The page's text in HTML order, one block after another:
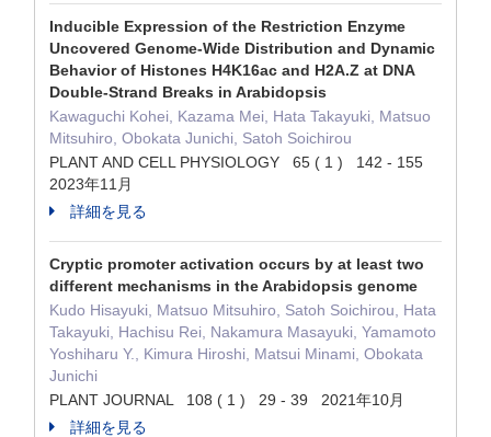
Inducible Expression of the Restriction Enzyme
Uncovered Genome-Wide Distribution and Dynamic
Behavior of Histones H4K16ac and H2A.Z at DNA
Double-Strand Breaks in Arabidopsis
Kawaguchi Kohei, Kazama Mei, Hata Takayuki, Matsuo
Mitsuhiro, Obokata Junichi, Satoh Soichirou
PLANT AND CELL PHYSIOLOGY 65 ( 1 ) 142 - 155
2023年11月
詳細を見る
Cryptic promoter activation occurs by at least two
different mechanisms in the Arabidopsis genome
Kudo Hisayuki, Matsuo Mitsuhiro, Satoh Soichirou, Hata
Takayuki, Hachisu Rei, Nakamura Masayuki, Yamamoto
Yoshiharu Y., Kimura Hiroshi, Matsui Minami, Obokata
Junichi
PLANT JOURNAL 108 ( 1 ) 29 - 39 2021年10月
詳細を見る